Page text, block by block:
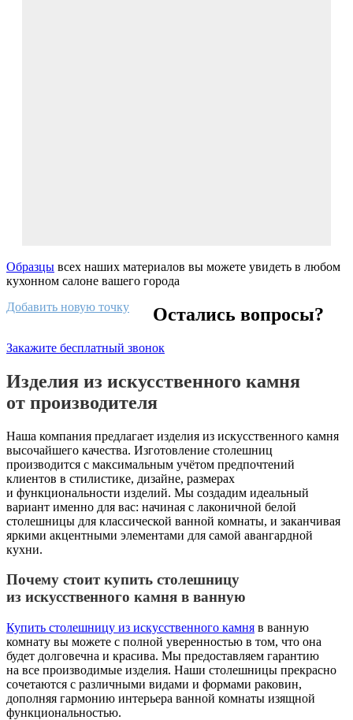
Образцы всех наших материалов вы можете увидеть в любом
кухонном салоне вашего города
Добавить новую точку
Остались вопросы?
Закажите бесплатный звонок
Изделия из искусственного камня
от производителя
Наша компания предлагает изделия из искусственного камня
высочайшего качества. Изготовление столешниц
производится с максимальным учётом предпочтений
клиентов в стилистике, дизайне, размерах
и функциональности изделий. Мы создадим идеальный
вариант именно для вас: начиная с лаконичной белой
столешницы для классической ванной комнаты, и заканчивая
яркими акцентными элементами для самой авангардной
кухни.
Почему стоит купить столешницу
из искусственного камня в ванную
Купить столешницу из искусственного камня в ванную
комнату вы можете с полной уверенностью в том, что она
будет долговечна и красива. Мы предоставляем гарантию
на все производимые изделия. Наши столешницы прекрасно
сочетаются с различными видами и формами раковин,
дополняя гармонию интерьера ванной комнаты изящной
функциональностью.